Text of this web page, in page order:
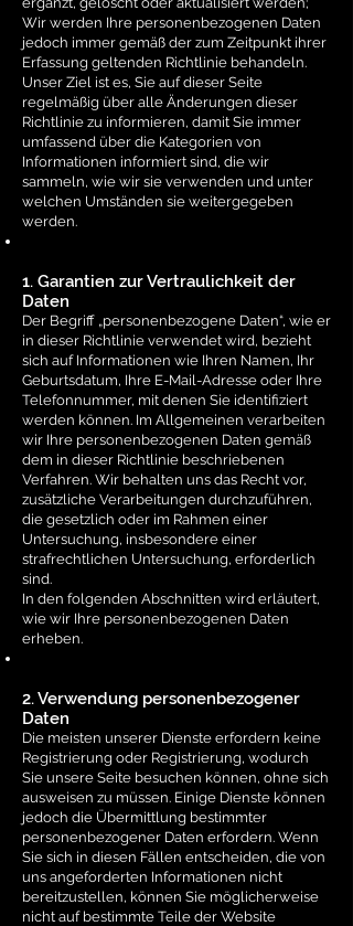
Wir werden Ihre personenbezogenen Daten
jedoch immer gemäß der zum Zeitpunkt ihrer
Erfassung geltenden Richtlinie behandeln.
Unser Ziel ist es, Sie auf dieser Seite
regelmäßig über alle Änderungen dieser
Richtlinie zu informieren, damit Sie immer
umfassend über die Kategorien von
Informationen informiert sind, die wir
sammeln, wie wir sie verwenden und unter
welchen Umständen sie weitergegeben
werden.
1. Garantien zur Vertraulichkeit der
Daten
Der Begriff „personenbezogene Daten“, wie er
in dieser Richtlinie verwendet wird, bezieht
sich auf Informationen wie Ihren Namen, Ihr
Geburtsdatum, Ihre E-Mail-Adresse oder Ihre
Telefonnummer, mit denen Sie identifiziert
werden können. Im Allgemeinen verarbeiten
wir Ihre personenbezogenen Daten gemäß
dem in dieser Richtlinie beschriebenen
Verfahren. Wir behalten uns das Recht vor,
zusätzliche Verarbeitungen durchzuführen,
die gesetzlich oder im Rahmen einer
Untersuchung, insbesondere einer
strafrechtlichen Untersuchung, erforderlich
sind.
In den folgenden Abschnitten wird erläutert,
wie wir Ihre personenbezogenen Daten
erheben.
2. Verwendung personenbezogener
Daten
Die meisten unserer Dienste erfordern keine
Registrierung oder Registrierung, wodurch
Sie unsere Seite besuchen können, ohne sich
ausweisen zu müssen. Einige Dienste können
jedoch die Übermittlung bestimmter
personenbezogener Daten erfordern. Wenn
Sie sich in diesen Fällen entscheiden, die von
uns angeforderten Informationen nicht
bereitzustellen, können Sie möglicherweise
nicht auf bestimmte Teile der Website